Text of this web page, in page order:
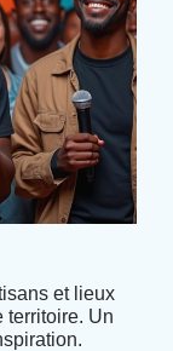
et lieux
territoire. Un